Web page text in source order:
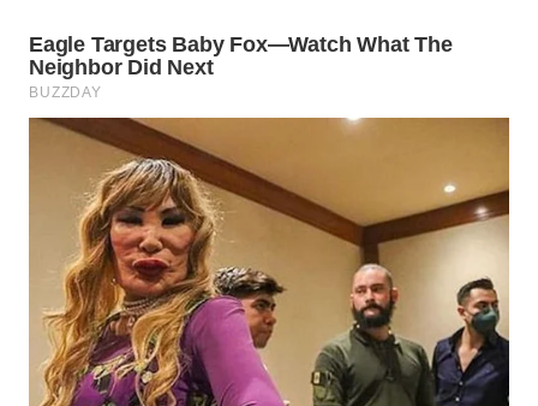
WN
SIMALUNGUN
WN
LABUHANBATU
WN
TAPANULI
TENGAH
WN DELI
SERDANG